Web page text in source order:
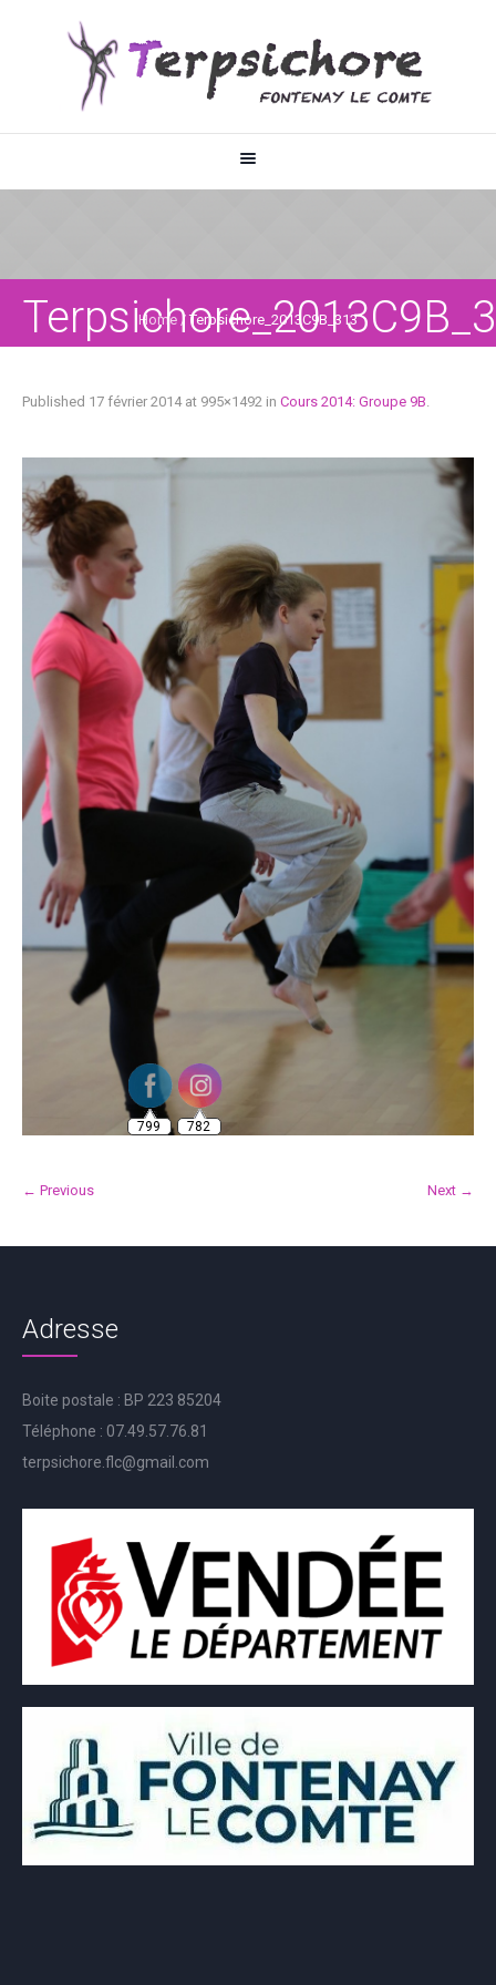
Home /Terpsichore_2013C9B_313
Published 17 février 2014at 995×1492 in Cours 2014: Groupe 9B.
← Previous Next →
Adresse
Boite postale : BP 223 85204
Téléphone : 07.49.57.76.81
terpsichore.flc@gmail.com
799 782